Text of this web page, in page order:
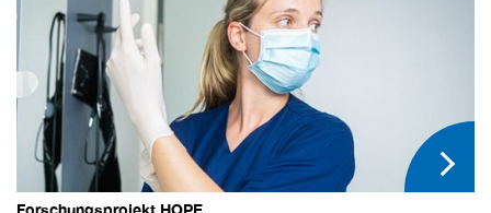
Forschungsprojekt HOPE